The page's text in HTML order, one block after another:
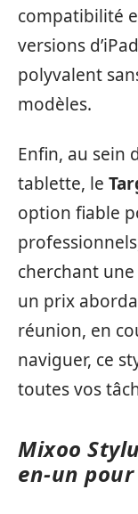
compatibilité
versions
polyvalent
modèles.
Enfin, au sein
tablette, le
option fiable
cherchant
un prix
réunion, en
naviguer, ce
toutes vos
Mixoo
en-un